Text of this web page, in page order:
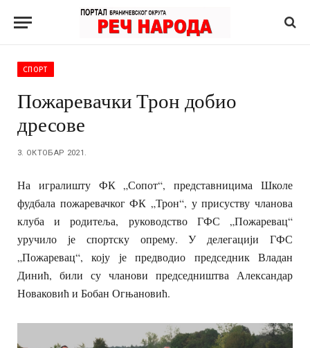
СПОРТ
Пожаревачки Трон добио
дресове
3. ОКТОБАР 2021.
На игралишту ФК „Сопот“, представницима Школе
фудбала пожаревачког ФК „Трон“, у присуству чланова
клуба и родитеља, руководство ГФС „Пожаревац“
уручило је спортску опрему. У делегацији ГФС
„Пожаревац“, коју је предводио председник Владан
Динић, били су чланови председништва Александар
Новаковић и Бобан Огњановић.